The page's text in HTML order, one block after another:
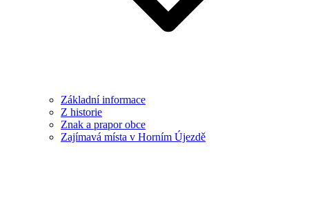
Základní informace
Z historie
Znak a prapor obce
Zajímavá místa v Horním Újezdě